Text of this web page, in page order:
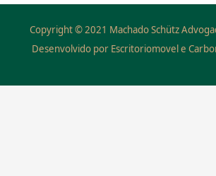
Copyright © 2021 Machado Schütz
Desenvolvido por Escritoriomovel e